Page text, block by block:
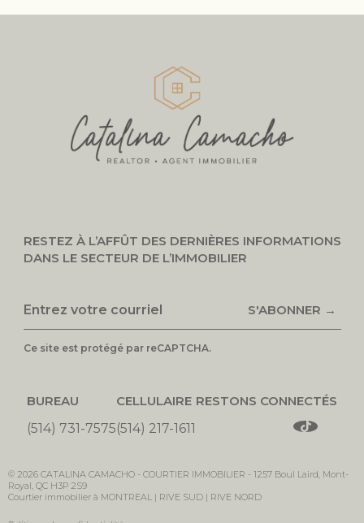
RESTEZ À L’AFFÛT DES DERNIÈRES INFORMATIONS
DANS LE SECTEUR DE L’IMMOBILIER
S'ABONNER →
Ce site est protégé par reCAPTCHA.
BUREAU
(514) 731-7575
CELLULAIRE
(514) 217-1611
RESTONS CONNECTÉS
© 2026 CATALINA CAMACHO - COURTIER IMMOBILIER - 1257 Boul Laird, Mont-
Royal, QC H3P 2S9
Courtier immobilier à MONTREAL | RIVE SUD | RIVE NORD